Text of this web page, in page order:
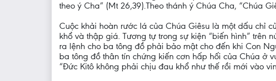
theo ý Cha” (Mt 26,39).Theo thánh ý Chúa Cha, “Chúa
Cuộc khải hoàn rước lá của Chúa Giêsu là một dấu chỉ
khổ và thập giá. Tương tự trong sự kiện “biến hình” trên
ra lệnh cho ba tông đồ phải bảo mật cho đến khi Con
ba tông đồ thân tín chứng kiến cơn hấp hối của Chúa ở
“Đức Kitô không phải chịu đau khổ như thế rồi mới vào